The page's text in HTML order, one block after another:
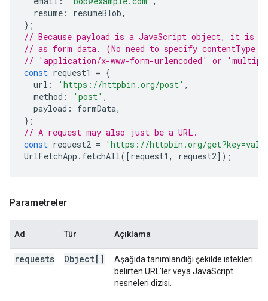
resume : resumeBlob,
};
// Because payload is a JavaScript object, it is
// as form data. (No need to specify
// 'application/x-www-form-urlencoded' or
const request1 = {
url : 'https://httpbin.org/post' ,
method : 'post' ,
payload : formData,
};
// A request may also just be a URL.
const request2 =
'https://httpbin.org/
UrlFetchApp . fetchAll([request1 , request2]);
Parametreler
Ad Tür Açıklama
requests Object[]
Aşağıda tanımlandığı şekilde istekleri
belirten URL'ler veya JavaScript
nesneleri dizisi.